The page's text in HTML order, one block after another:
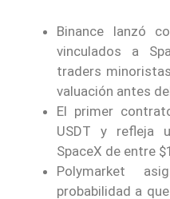
Binance lanzó
vinculados a
traders
valuación antes
El primer
USDT y refleja
SpaceX de entre
Polymarket
probabilidad a